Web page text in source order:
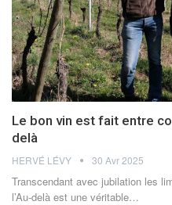
Le bon vin est fait entre
delà
HERVÉ LÉVY 30 Avr 2025
Transcendant avec jubilation les
l’Au-delà est une véritable…